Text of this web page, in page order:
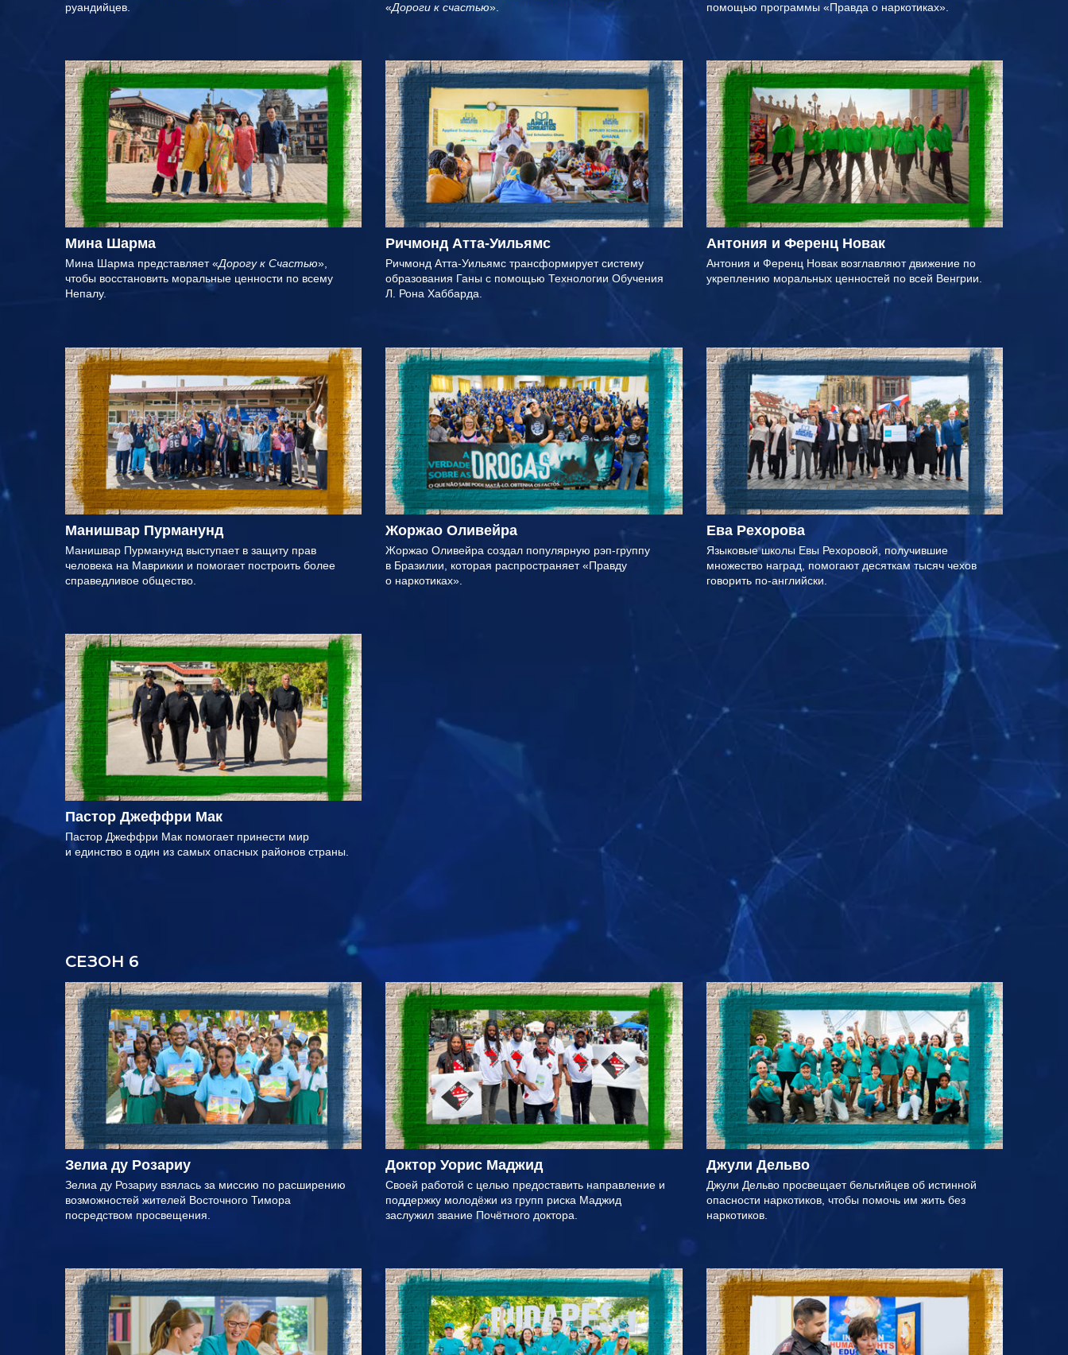
руандийцев.
«Дороги к счастью».
помощью программы «Правда о наркотиках».
Мина Шарма
Мина Шарма представляет «Дорогу к Счастью»,
чтобы восстановить моральные ценности по всему
Непалу.
Ричмонд Атта-Уильямс
Ричмонд Атта-Уильямс трансформирует систему
образования Ганы с помощью Технологии Обучения
Л. Рона Хаббарда.
Антония и Ференц Новак
Антония и Ференц Новак возглавляют движение по
укреплению моральных ценностей по всей Венгрии.
Манишвар Пурманунд
Манишвар Пурманунд выступает в защиту прав
человека на Маврикии и помогает построить более
справедливое общество.
Жоржао Оливейра
Жоржао Оливейра создал популярную рэп-группу
в Бразилии, которая распространяет «Правду
о наркотиках».
Ева Рехорова
Языковые школы Евы Рехоровой, получившие
множество наград, помогают десяткам тысяч чехов
говорить по-английски.
Пастор Джеффри Мак
Пастор Джеффри Мак помогает принести мир
и единство в один из самых опасных районов страны.
СЕЗОН 6
Зелиа ду Розариу
Зелиа ду Розариу взялась за миссию по расширению
возможностей жителей Восточного Тимора
посредством просвещения.
Доктор Уорис Маджид
Своей работой с целью предоставить направление и
поддержку молодёжи из групп риска Маджид
заслужил звание Почётного доктора.
Джули Дельво
Джули Дельво просвещает бельгийцев об истинной
опасности наркотиков, чтобы помочь им жить без
наркотиков.